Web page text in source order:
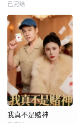
已完结
我真不是赌神